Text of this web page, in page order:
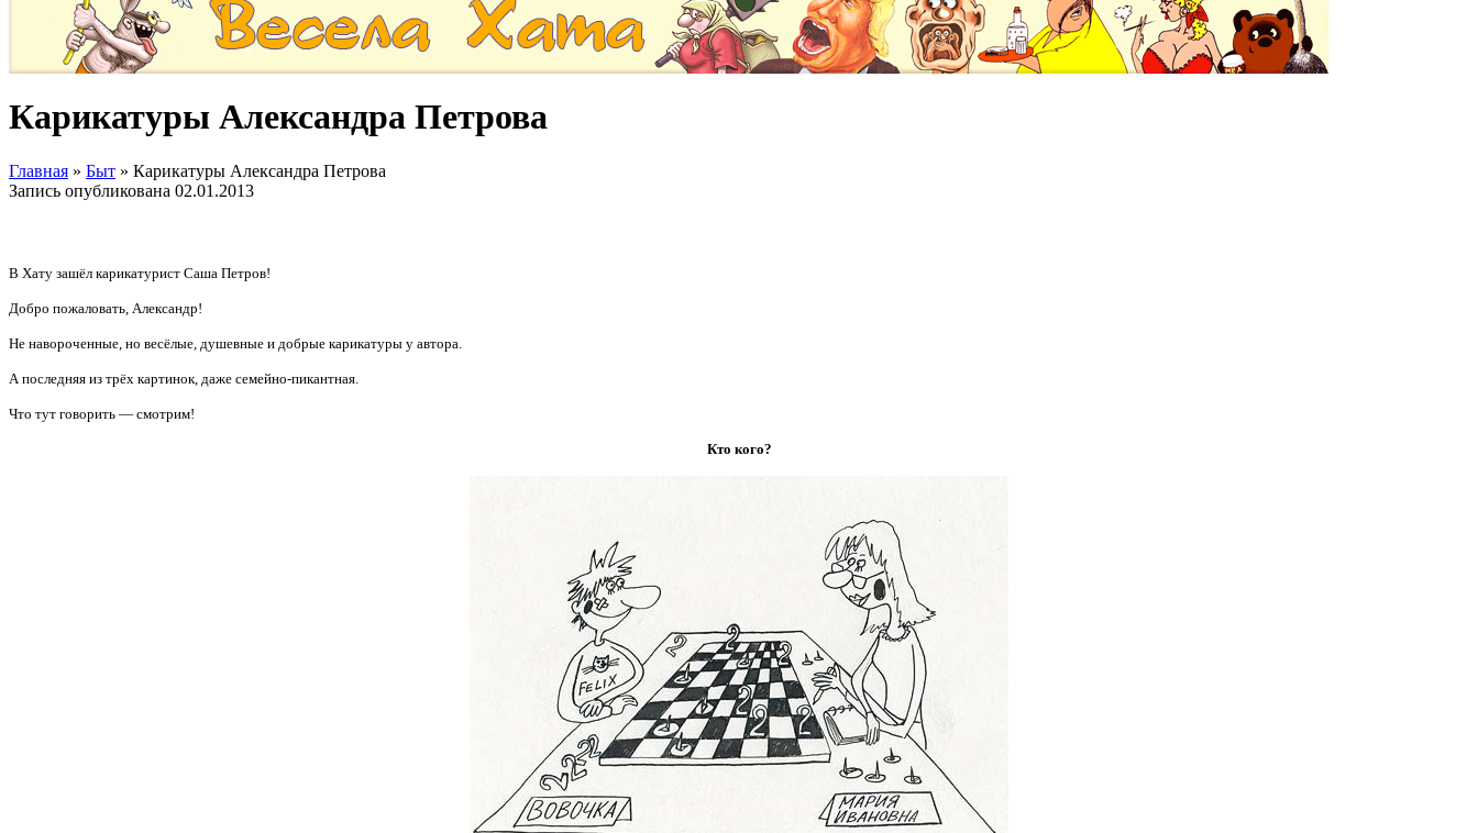
Карикатуры Александра Петрова
Главная » Быт » Карикатуры Александра Петрова
Запись опубликована 02.01.2013
В Хату зашёл карикатурист Саша Петров!
Добро пожаловать, Александр!
Не навороченные, но весёлые, душевные и добрые карикатуры у автора.
А последняя из трёх картинок, даже семейно-пикантная.
Что тут говорить — смотрим!
Кто кого?